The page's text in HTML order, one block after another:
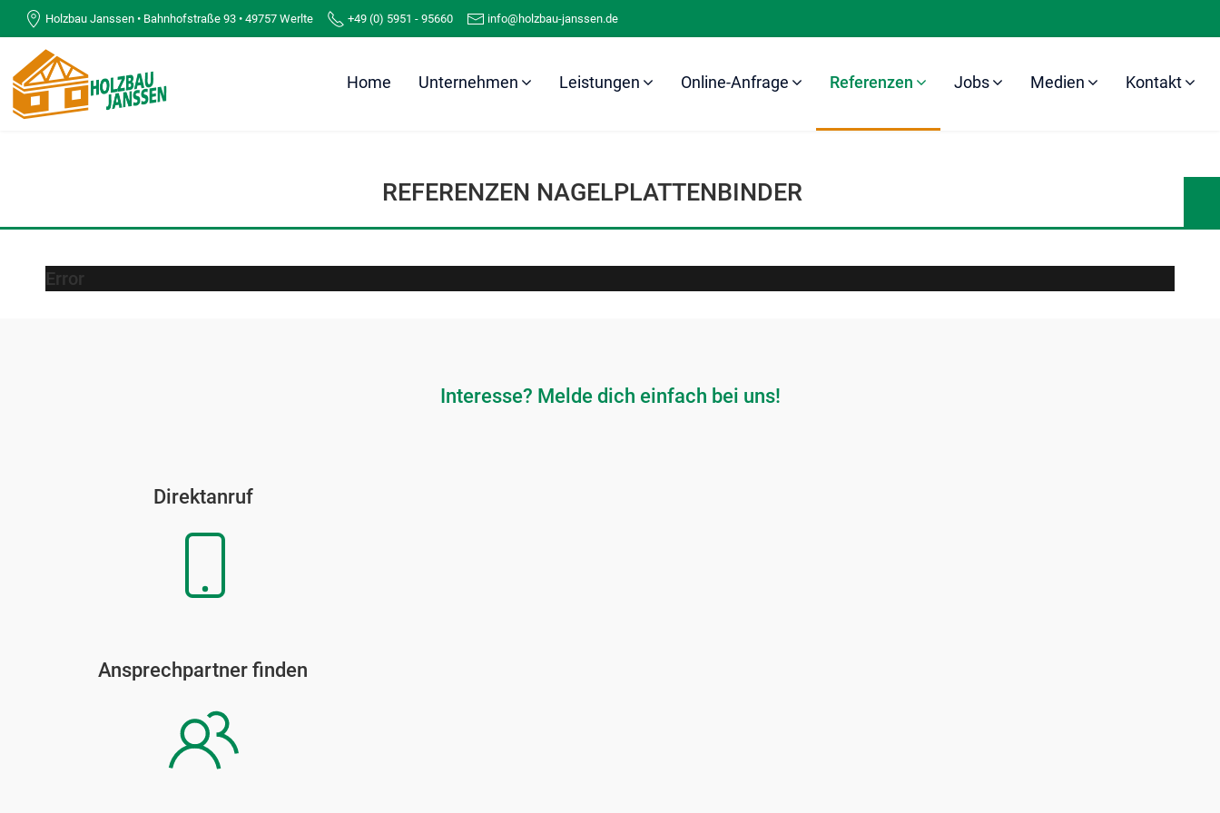
Holzbau Janssen • Bahnhofstraße 93 • 49757 Werlte +49 (0) 5951 - 95660 info@holzbau-janssen.de
Home Unternehmen Leistungen Online-Anfrage Referenzen Jobs Medien Kontakt
REFERENZEN NAGELPLATTENBINDER
Error
Interesse? Melde dich einfach bei uns!
Direktanruf
Ansprechpartner finden